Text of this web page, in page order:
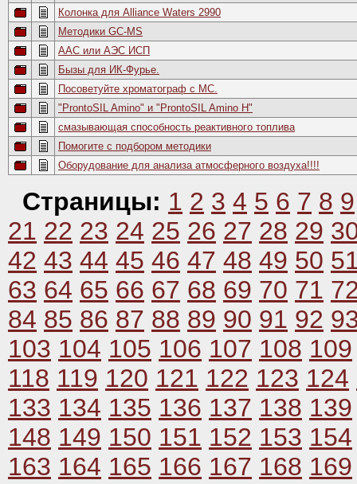
Колонка для Alliance Waters 2990
Методики GC-MS
ААС или AЭС ИСП
Бызы для ИК-Фурье.
Посоветуйте хроматограф с МС.
"ProntoSIL Amino" и "ProntoSIL Amino H"
смазывающая способность реактивного топлива
Помогите с подбором методики
Оборудование для анализа атмосферного воздуха!!!!
Страницы: 1 2 3 4 5 6 7 8 9
21 22 23 24 25 26 27 28 29
42 43 44 45 46 47 48 49 50
63 64 65 66 67 68 69 70 71
84 85 86 87 88 89 90 91 92
103 104 105 106 107 108 109
118 119 120 121 122 123 124
133 134 135 136 137 138 139
148 149 150 151 152 153 154
163 164 165 166 167 168 169